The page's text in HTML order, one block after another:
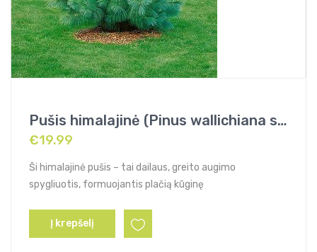
Pušis himalajinė (Pinus wallichiana syn. griffithii)
€19.99
Ši himalajinė pušis – tai dailaus, greito augimo
spygliuotis, formuojantis plačią kūginę
Į krepšelį